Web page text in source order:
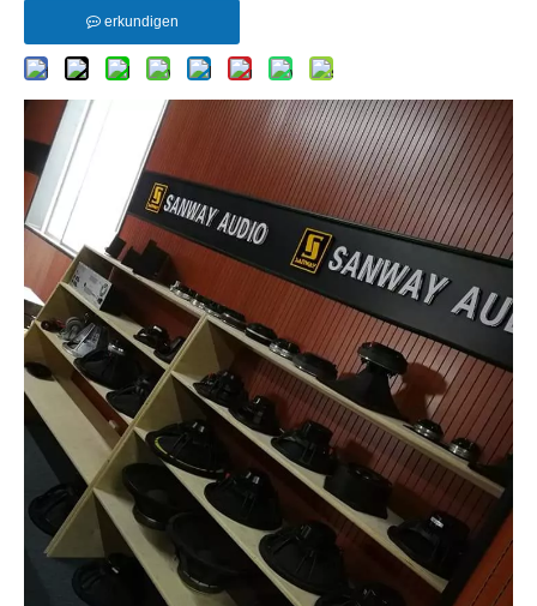
erkundigen